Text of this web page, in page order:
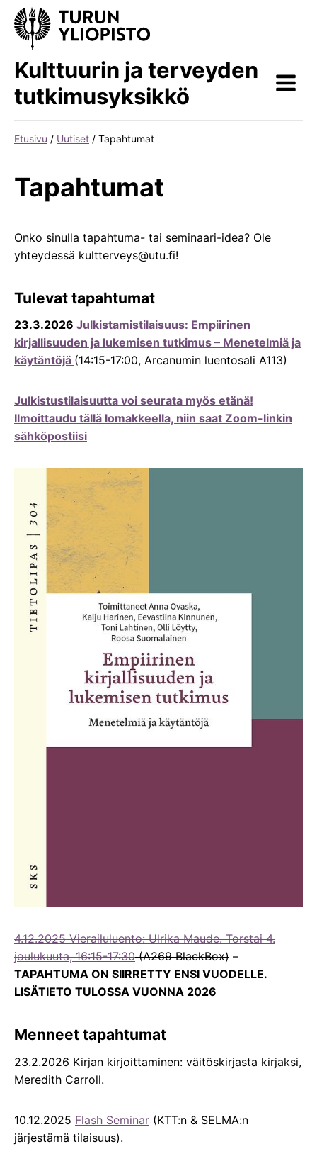
Siirry
sisältöön
Kulttuurin ja terveyden
tutkimusyksikkö
Etusivu / Uutiset / Tapahtumat
Tapahtumat
Onko sinulla tapahtuma- tai seminaari-idea? Ole
yhteydessä kultterveys@utu.fi!
Tulevat tapahtumat
23.3.2026 Julkistamistilaisuus: Empiirinen
kirjallisuuden ja lukemisen tutkimus – Menetelmiä ja
käytäntöjä (14:15-17:00, Arcanumin luentosali A113)
Julkistustilaisuutta voi seurata myös etänä!
Ilmoittaudu tällä lomakkeella, niin saat Zoom-linkin
sähköpostiisi
4.12.2025 Vierailuluento: Ulrika Maude. Torstai 4.
joulukuuta, 16:15-17:30(A269 BlackBox) –
TAPAHTUMA ON SIIRRETTY ENSI VUODELLE.
LISÄTIETO TULOSSA VUONNA 2026
Menneet tapahtumat
23.2.2026 Kirjan kirjoittaminen: väitöskirjasta kirjaksi,
Meredith Carroll.
10.12.2025 Flash Seminar (KTT:n & SELMA:n
järjestämä tilaisuus).